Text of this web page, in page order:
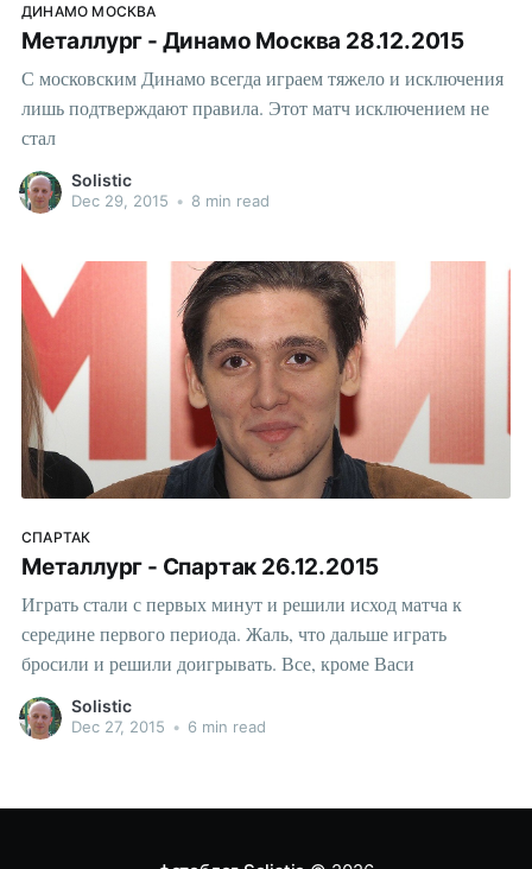
ДИНАМО МОСКВА
Металлург - Динамо Москва 28.12.2015
С московским Динамо всегда играем тяжело и исключения
лишь подтверждают правила. Этот матч исключением не
стал
Solistic
Dec 29, 2015 • 8 min read
СПАРТАК
Металлург - Cпартак 26.12.2015
Играть стали с первых минут и решили исход матча к
середине первого периода. Жаль, что дальше играть
бросили и решили доигрывать. Все, кроме Васи
Solistic
Dec 27, 2015 • 6 min read